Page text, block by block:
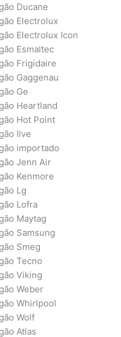
Ducane
Electrolux
Electrolux Icon
Esmaltec
Frigidaire
Gaggenau
Ge
Heartland
Hot Point
Ilve
importado
Jenn Air
Kenmore
Lg
Lofra
Maytag
Samsung
Smeg
Tecno
Viking
Weber
Whirlpool
Wolf
Atlas